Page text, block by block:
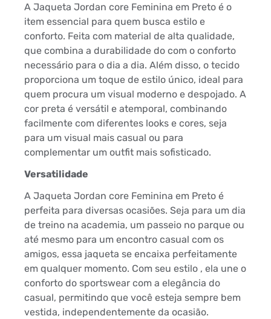
A Jaqueta Jordan core Feminina em Preto é o
item essencial para quem busca estilo e
conforto. Feita com material de alta qualidade,
que combina a durabilidade do com o conforto
necessário para o dia a dia. Além disso, o tecido
proporciona um toque de estilo único, ideal para
quem procura um visual moderno e despojado. A
cor preta é versátil e atemporal, combinando
facilmente com diferentes looks e cores, seja
para um visual mais casual ou para
complementar um outfit mais sofisticado.
Versatilidade
A Jaqueta Jordan core Feminina em Preto é
perfeita para diversas ocasiões. Seja para um dia
de treino na academia, um passeio no parque ou
até mesmo para um encontro casual com os
amigos, essa jaqueta se encaixa perfeitamente
em qualquer momento. Com seu estilo , ela une o
conforto do sportswear com a elegância do
casual, permitindo que você esteja sempre bem
vestida, independentemente da ocasião.